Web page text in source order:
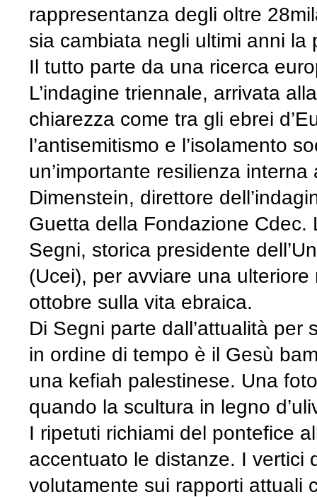
rappresentanza degli oltre
sia cambiata negli ultimi anni
Il tutto parte da una ricerca
L’indagine triennale, arrivata
chiarezza come tra gli ebrei
l’antisemitismo e l’isolamento
un’importante resilienza
Dimenstein, direttore
Guetta della Fondazione Cdec.
Segni, storica presidente
(Ucei), per avviare una
ottobre sulla vita ebraica.
Di Segni parte dall’attualità per
in ordine di tempo è il Gesù
una kefiah palestinese. Una
quando la scultura in legno
I ripetuti richiami del pontefice
accentuato le distanze. I vertici
volutamente sui rapporti attuali